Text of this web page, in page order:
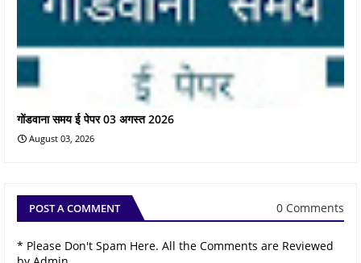
गोंडवाना समय ई पेपर 03 अगस्त 2026
August 03, 2026
POST A COMMENT 0 Comments
* Please Don't Spam Here. All the Comments are Reviewed